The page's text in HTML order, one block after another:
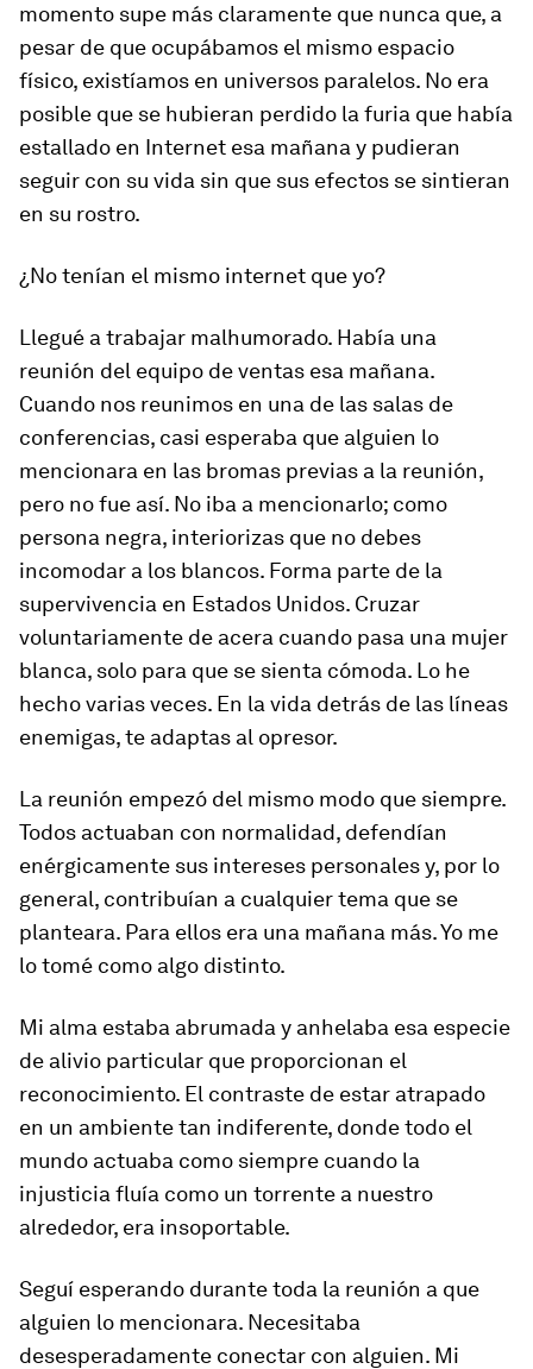
momento supe más claramente que nunca que, a
pesar de que ocupábamos el mismo espacio
físico, existíamos en universos paralelos. No era
posible que se hubieran perdido la furia que había
estallado en Internet esa mañana y pudieran
seguir con su vida sin que sus efectos se sintieran
en su rostro.
¿No tenían el mismo internet que yo?
Llegué a trabajar malhumorado. Había una
reunión del equipo de ventas esa mañana.
Cuando nos reunimos en una de las salas de
conferencias, casi esperaba que alguien lo
mencionara en las bromas previas a la reunión,
pero no fue así. No iba a mencionarlo; como
persona negra, interiorizas que no debes
incomodar a los blancos. Forma parte de la
supervivencia en Estados Unidos. Cruzar
voluntariamente de acera cuando pasa una mujer
blanca, solo para que se sienta cómoda. Lo he
hecho varias veces. En la vida detrás de las líneas
enemigas, te adaptas al opresor.
La reunión empezó del mismo modo que siempre.
Todos actuaban con normalidad, defendían
enérgicamente sus intereses personales y, por lo
general, contribuían a cualquier tema que se
planteara. Para ellos era una mañana más. Yo me
lo tomé como algo distinto.
Mi alma estaba abrumada y anhelaba esa especie
de alivio particular que proporcionan el
reconocimiento. El contraste de estar atrapado
en un ambiente tan indiferente, donde todo el
mundo actuaba como siempre cuando la
injusticia fluía como un torrente a nuestro
alrededor, era insoportable.
Seguí esperando durante toda la reunión a que
alguien lo mencionara. Necesitaba
desesperadamente conectar con alguien. Mi